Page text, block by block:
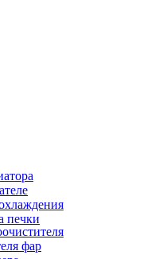
печки
фар